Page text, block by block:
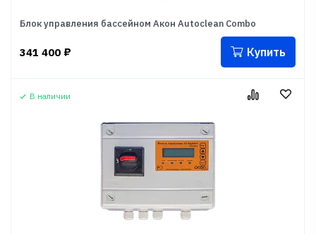
Блок управления бассейном Акон Autoclean Combo
341 400 ₽ Купить
В наличии